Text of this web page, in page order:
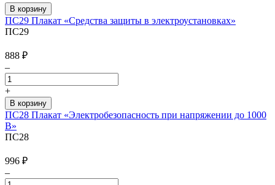
ПС29 Плакат «Средства защиты в электроустановках»
ПС29
888 ₽
–
+
ПС28 Плакат «Электробезопасность при напряжении до 1000
В»
ПС28
996 ₽
–